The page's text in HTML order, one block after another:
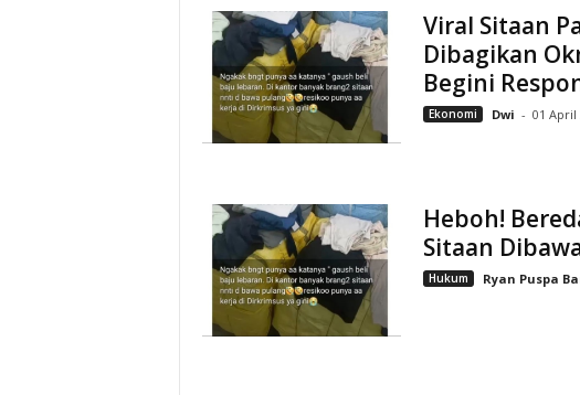
Viral Sitaan
Dibagikan
Begini
Ekonomi Dwi - 01 April
Heboh!
Sitaan
Hukum Ryan Puspa